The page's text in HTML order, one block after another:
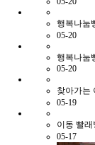
행복나눔
05-20
행복나눔
05-20
찾아가는
05-19
이동 빨
05-17